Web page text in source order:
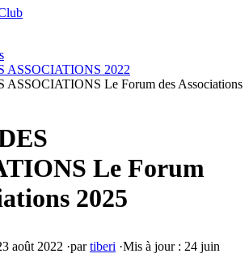
ASSOCIATIONS 2022
ASSOCIATIONS Le Forum des Associations
Le Forum
2025
août 2022 ·partiberi ·Mis à jour : 24 juin